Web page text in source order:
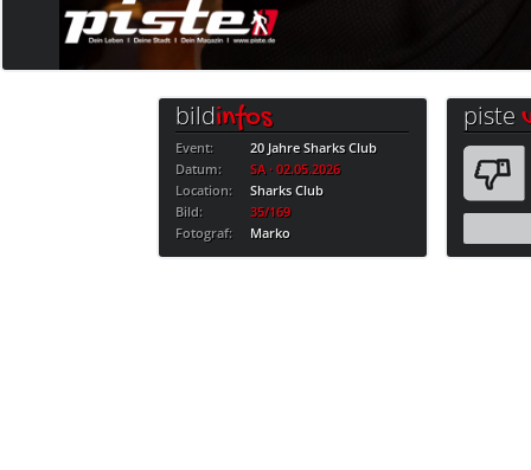
bildinfos
Event:
20 Jahre Sharks Club
Datum:
SA · 02.05.2026
Location:
Sharks Club
Bild:
35/169
Fotograf:
Marko
piste